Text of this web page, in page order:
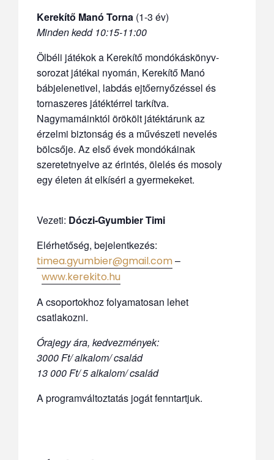
Kerekítő Manó Torna (1-3 év)
Minden kedd 10:15-11:00
Ölbéli játékok a Kerekítő mondókáskönyv-
sorozat játékai nyomán, Kerekítő Manó
bábjelenetivel, labdás ejtőernyőzéssel és
tornaszeres játéktérrel tarkítva.
Nagymamáinktól örökölt játéktárunk az
érzelmi biztonság és a művészeti nevelés
bölcsője. Az első évek mondókáinak
szeretetnyelve az érintés, ölelés és mosoly
egy életen át elkíséri a gyermekeket.
Vezeti: Dóczi-Gyumbier Timi
Elérhetőség, bejelentkezés:
timea.gyumbier@gmail.com–
www.kerekito.hu
A csoportokhoz folyamatosan lehet
csatlakozni.
Órajegy ára, kedvezmények:
3000 Ft/ alkalom/ család
13 000 Ft/ 5 alkalom/ család
A programváltoztatás jogát fenntartjuk.